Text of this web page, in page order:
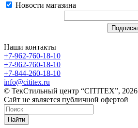
Новости магазина
Наши контакты
+7-962-760-18-10
+7-962-760-18-10
+7-844-260-18-10
info@cititex.ru
© ТекСтильный центр “CITITEX”, 2026
Сайт не является публичной офертой
Найти